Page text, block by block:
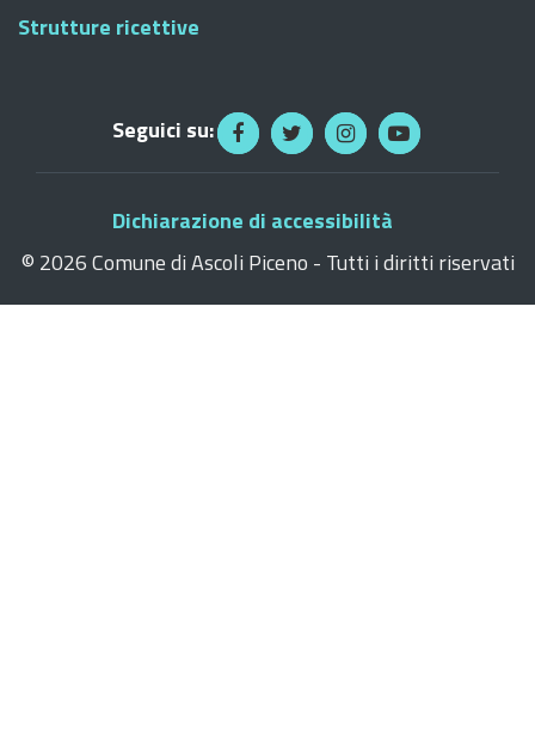
Strutture ricettive
Seguici su:
Dichiarazione di accessibilità
© 2026 Comune di Ascoli Piceno - Tutti i diritti riservati